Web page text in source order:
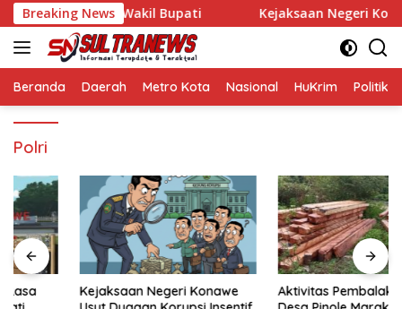
Langsung
ke
konten
Breaking News
Bupati dan Wakil Bupati Kejaksaan Negeri
Beranda Daerah Metro Kota Nasional HuKrim Politik
Polri
Kejaksaan Negeri Konawe
Aktivitas Pembalakan Liar di